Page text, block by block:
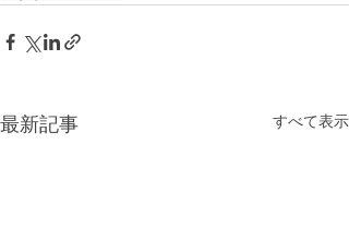
最新記事 すべて表示